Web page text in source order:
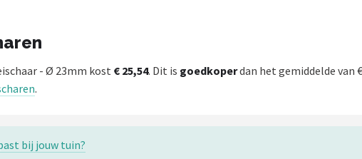
- Ø 23mm kost € 25,54. Dit is goedkoperdan het gemiddelde van
.
bij jouw tuin?